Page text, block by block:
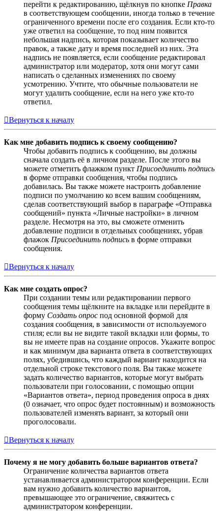
перейти к редактированию, щёлкнув по кнопке Правка
в соответствующем сообщении, иногда только в течение
ограниченного времени после его создания. Если кто-то
уже ответил на сообщение, то под ним появится
небольшая надпись, которая показывает количество
правок, а также дату и время последней из них. Эта
надпись не появляется, если сообщение редактировал
администратор или модератор, хотя они могут сами
написать о сделанных изменениях по своему
усмотрению. Учтите, что обычные пользователи не
могут удалить сообщение, если на него уже кто-то
ответил.
Вернуться к началу
Как мне добавить подпись к своему сообщению?
Чтобы добавить подпись к сообщению, вы должны
сначала создать её в личном разделе. После этого вы
можете отметить флажком пункт Присоединить подпись
в форме отправки сообщения, чтобы подпись
добавилась. Вы также можете настроить добавление
подписи по умолчанию ко всем вашим сообщениям,
сделав соответствующий выбор в параграфе «Отправка
сообщений» пункта «Личные настройки» в личном
разделе. Несмотря на это, вы сможете отменить
добавление подписи в отдельных сообщениях, убрав
флажок Присоединить подпись в форме отправки
сообщения.
Вернуться к началу
Как мне создать опрос?
При создании темы или редактировании первого
сообщения темы щёлкните на вкладке или перейдите в
форму Создать опрос под основной формой для
создания сообщения, в зависимости от используемого
стиля; если вы не видите такой вкладки или формы, то
вы не имеете прав на создание опросов. Укажите вопрос
и как минимум два варианта ответа в соответствующих
полях, убедившись, что каждый вариант находится на
отдельной строке текстового поля. Вы также можете
задать количество вариантов, которые могут выбрать
пользователи при голосовании, с помощью опции
«Вариантов ответа», период проведения опроса в днях
(0 означает, что опрос будет постоянным) и возможность
пользователей изменять вариант, за который они
проголосовали.
Вернуться к началу
Почему я не могу добавить больше вариантов ответа?
Ограничение количества вариантов ответа
устанавливается администратором конференции. Если
вам нужно добавить количество вариантов,
превышающее это ограничение, свяжитесь с
администратором конференции.